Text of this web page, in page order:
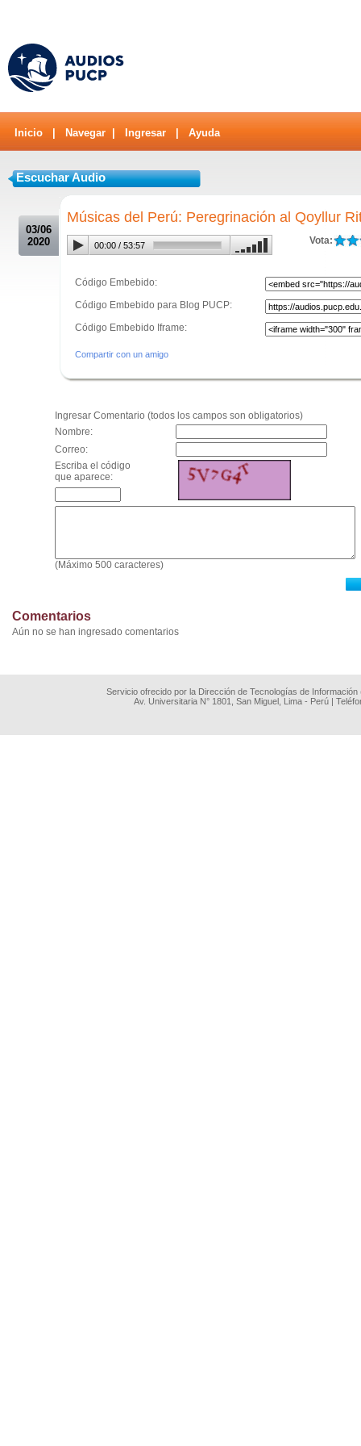
Inicio Navegar Ingresar Ayuda
Escuchar Audio
03/06
2020
Músicas del Perú: Peregrinación al Qoyllur
Vota:
00:00 / 53:57
Código Embebido:
Código Embebido para Blog PUCP:
Código Embebido Iframe:
Compartir con un amigo
Ingresar Comentario (todos los campos son obligatorios)
Nombre:
Correo:
Escriba el código
que aparece:
(Máximo 500 caracteres)
Comentarios
Aún no se han ingresado comentarios
Servicio ofrecido por la Dirección de Tecnologías de
Av. Universitaria N° 1801, San Miguel, Lima - Perú |